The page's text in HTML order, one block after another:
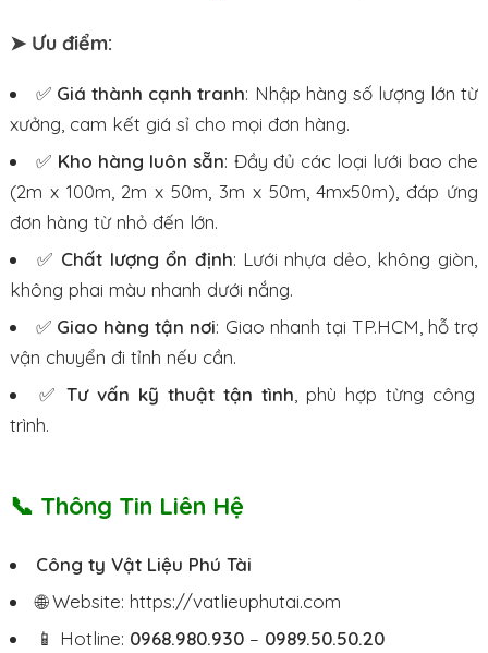
➤ Ưu điểm:
✅ Giá thành cạnh tranh: Nhập hàng số lượng lớn từ
xưởng, cam kết giá sỉ cho mọi đơn hàng.
✅ Kho hàng luôn sẵn: Đầy đủ các loại lưới bao che
(2m x 100m, 2m x 50m, 3m x 50m, 4mx50m), đáp ứng
đơn hàng từ nhỏ đến lớn.
✅ Chất lượng ổn định: Lưới nhựa dẻo, không giòn,
không phai màu nhanh dưới nắng.
✅ Giao hàng tận nơi: Giao nhanh tại TP.HCM, hỗ trợ
vận chuyển đi tỉnh nếu cần.
✅ Tư vấn kỹ thuật tận tình , phù hợp từng công
trình.
📞 Thông Tin Liên Hệ
Công ty Vật Liệu Phú Tài
🌐 Website: https://vatlieuphutai.com
📱 Hotline: 0968.980.930 – 0989.50.50.20